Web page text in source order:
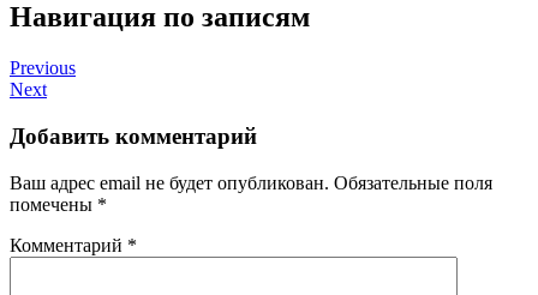
Навигация по записям
Previous
Next
Добавить комментарий
Ваш адрес email не будет опубликован. Обязательные поля
помечены *
Комментарий *